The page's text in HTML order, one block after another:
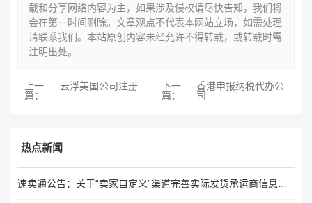
载和分享网络内容为主，如果涉及侵权请尽快告知，我们将
会在第一时间删除。文章观点不代表本网站立场，如需处理
请联系我们。本站原创内容未经允许不得转载，或转载时需
注明出处。
上一
篇：
云浮美国公司注册
下一
篇：
香港申报纳税代办公
司
热点新闻